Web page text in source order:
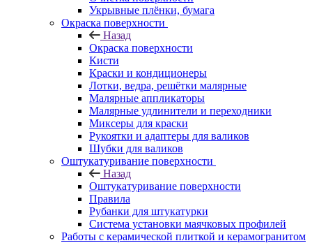
Укрывные плёнки, бумага
Окраска поверхности
Назад
Окраска поверхности
Кисти
Краски и кондиционеры
Лотки, ведра, решётки малярные
Малярные аппликаторы
Малярные удлинители и переходники
Миксеры для краски
Рукоятки и адаптеры для валиков
Шубки для валиков
Оштукатуривание поверхности
Назад
Оштукатуривание поверхности
Правила
Рубанки для штукатурки
Система установки маячковых профилей
Работы с керамической плиткой и керамогранитом